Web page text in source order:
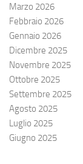
Marzo 2026
Febbraio 2026
Gennaio 2026
Dicembre 2025
Novembre 2025
Ottobre 2025
Settembre 2025
Agosto 2025
Luglio 2025
Giugno 2025